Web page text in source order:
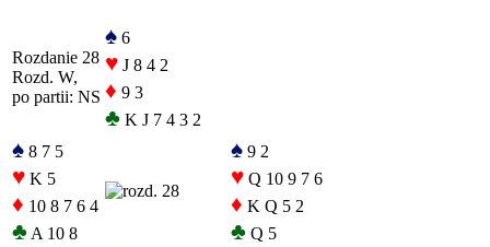
Rozdanie 28
Rozd. W,
po partii: NS
♠ 6
♥ J 8 4 2
♦ 9 3
♣ K J 7 4 3 2
♠ 8 7 5
♥ K 5
♦ 10 8 7 6 4
♣ A 10 8
♠ 9 2
♥ Q 10 9 7 6
♦ K Q 5 2
♣ Q 5